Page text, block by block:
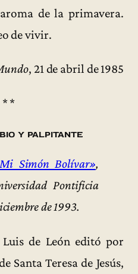
de la primavera.
de vivir.
, 21 de abril de 1985
* *
y palpitante
Simón Bolívar»,
Pontificia
de 1993.
de León editó por
Santa Teresa de Jesús,